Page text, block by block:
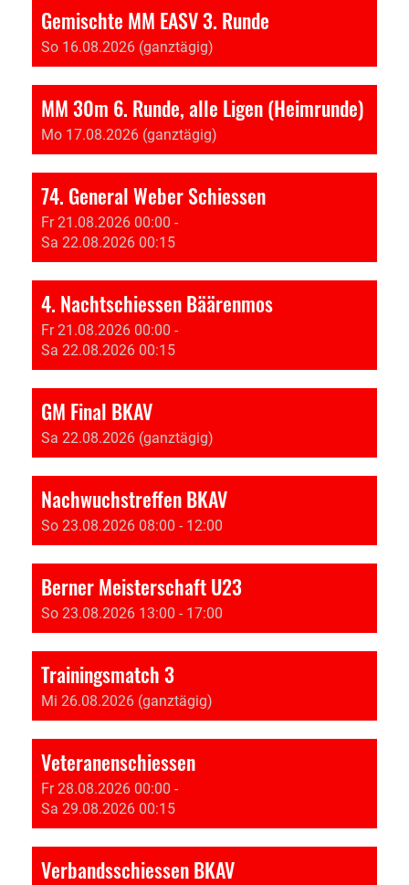
Gemischte MM EASV 3. Runde
So 16.08.2026 (ganztägig)
MM 30m 6. Runde, alle Ligen (Heimrunde)
Mo 17.08.2026 (ganztägig)
74. General Weber Schiessen
Fr 21.08.2026 00:00 -
Sa 22.08.2026 00:15
4. Nachtschiessen Bäärenmos
Fr 21.08.2026 00:00 -
Sa 22.08.2026 00:15
GM Final BKAV
Sa 22.08.2026 (ganztägig)
Nachwuchstreffen BKAV
So 23.08.2026 08:00 - 12:00
Berner Meisterschaft U23
So 23.08.2026 13:00 - 17:00
Trainingsmatch 3
Mi 26.08.2026 (ganztägig)
Veteranenschiessen
Fr 28.08.2026 00:00 -
Sa 29.08.2026 00:15
Verbandsschiessen BKAV